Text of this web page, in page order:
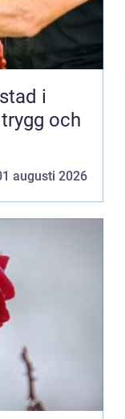
i
och
augusti 2026